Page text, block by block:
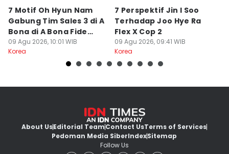
7 Motif Oh Hyun Nam
Gabung Tim Sales 3 di A
Bona di A Bona Fide
Killer
09 Agu 2026, 10:01 WIB
Korea
7 Perspektif Jin I Soo
Terhadap Joo Hye Ra
Flex X Cop 2
09 Agu 2026, 09:41 WIB
Korea
About UsEditorial TeamContact UsTerms of Services
Pedoman Media SiberIndexSitemap
Follow Us